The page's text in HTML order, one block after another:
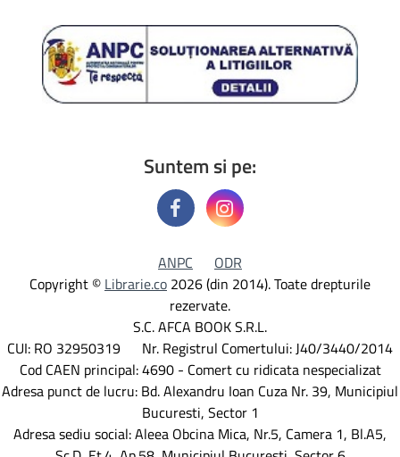
Suntem si pe:
ANPC
ODR
Copyright © Librarie.co 2026 (din 2014). Toate drepturile
rezervate.
S.C. AFCA BOOK S.R.L.
CUI: RO 32950319 Nr. Registrul Comertului: J40/3440/2014
Cod CAEN principal: 4690 - Comert cu ridicata nespecializat
Adresa punct de lucru: Bd. Alexandru Ioan Cuza Nr. 39, Municipiul
Bucuresti, Sector 1
Adresa sediu social: Aleea Obcina Mica, Nr.5, Camera 1, Bl.A5,